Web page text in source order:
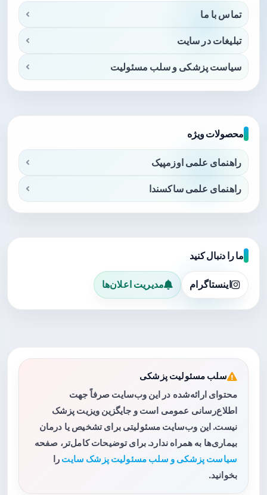
تماس با ما
تبلیغات در سایت
سیاست پزشکی و سلب مسئولیت
محصولات ویژه
راهنمای علمی اوزمپیک
راهنمای علمی ساکسندا
ما را دنبال کنید
اینستاگرام مدیریت اعلان‌ها
سلب مسئولیت پزشکی
محتوای ارائه‌شده در این وب‌سایت صرفاً جهت
اطلاع‌رسانی عمومی است و جایگزین ویزیت پزشک
نیست. این وب‌سایت مسئولیتی برای تشخیص یا درمان
بیماری‌ها به همراه ندارد. برای توضیحات کامل‌تر، صفحه
سیاست پزشکی و سلب مسئولیت پزشک سایت را
بخوانید.